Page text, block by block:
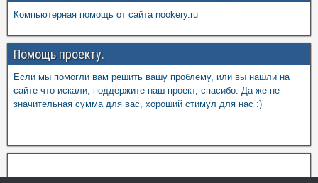
Компьютерная помощь от сайта nookery.ru
Помощь проекту.
Если мы помогли вам решить вашу проблему, или вы нашли на
сайте что искали, поддержите наш проект, спасибо. Да же не
значительная сумма для вас, хороший стимул для нас :)